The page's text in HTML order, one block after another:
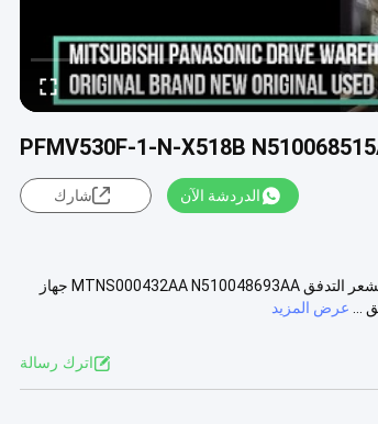
الدردشة الآن شارك
جهاز استشعار التدفق PFMV530F-1-N-X518B N510068515AA لآلة NPM من باناسونيك مستشعر التدفق MTNS000432AA N510048693AA جهاز
عرض المزيد
اترك رسالة